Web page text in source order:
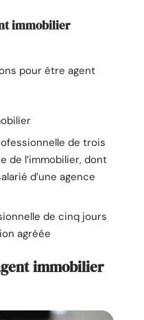
immobilier
pour être agent
de trois
de l’immobilier, dont
d’une agence
de cinq jours
agréée
immobilier